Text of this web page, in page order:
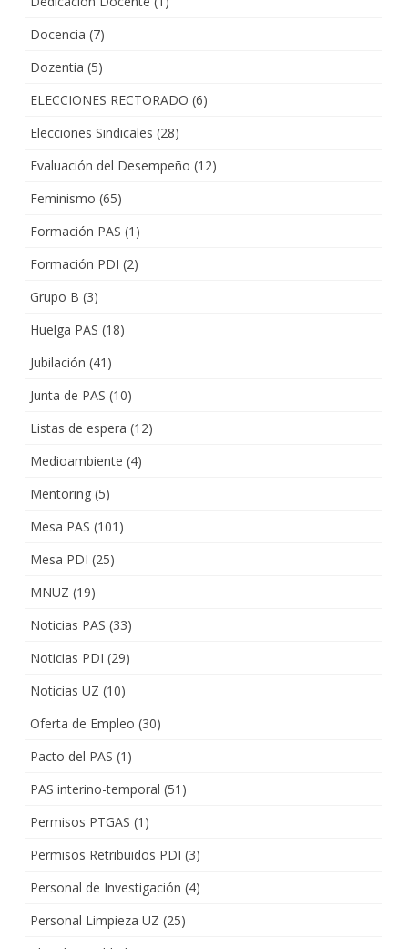
Docencia (7)
Dozentia (5)
ELECCIONES RECTORADO (6)
Elecciones Sindicales (28)
Evaluación del Desempeño (12)
Feminismo (65)
Formación PAS (1)
Formación PDI (2)
Grupo B (3)
Huelga PAS (18)
Jubilación (41)
Junta de PAS (10)
Listas de espera (12)
Medioambiente (4)
Mentoring (5)
Mesa PAS (101)
Mesa PDI (25)
MNUZ (19)
Noticias PAS (33)
Noticias PDI (29)
Noticias UZ (10)
Oferta de Empleo (30)
Pacto del PAS (1)
PAS interino-temporal (51)
Permisos PTGAS (1)
Permisos Retribuidos PDI (3)
Personal de Investigación (4)
Personal Limpieza UZ (25)